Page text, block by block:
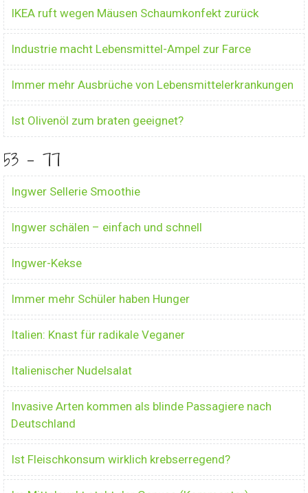
IKEA ruft wegen Mäusen Schaumkonfekt zurück
Industrie macht Lebensmittel-Ampel zur Farce
Immer mehr Ausbrüche von Lebensmittelerkrankungen
Ist Olivenöl zum braten geeignet?
53 - 77
Ingwer Sellerie Smoothie
Ingwer schälen – einfach und schnell
Ingwer-Kekse
Immer mehr Schüler haben Hunger
Italien: Knast für radikale Veganer
Italienischer Nudelsalat
Invasive Arten kommen als blinde Passagiere nach
Deutschland
Ist Fleischkonsum wirklich krebserregend?